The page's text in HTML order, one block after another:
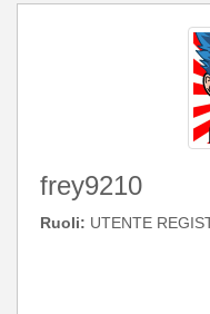
frey9210
Ruoli: UTENTE